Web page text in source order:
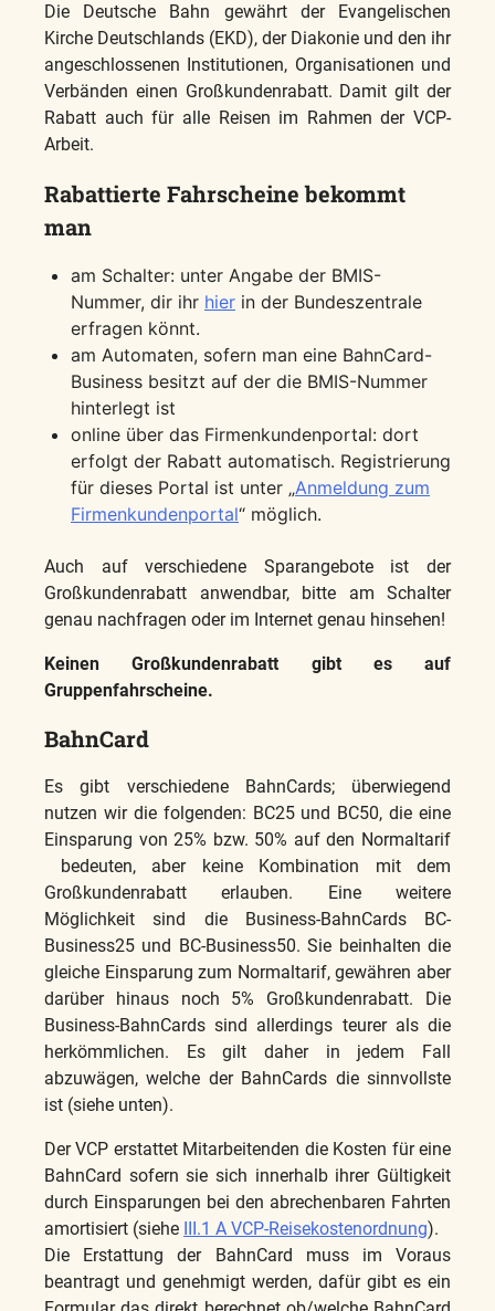
Die Deutsche Bahn gewährt der Evangelischen
Kirche Deutschlands (EKD), der Diakonie und den ihr
angeschlossenen Institutionen, Organisationen und
Verbänden einen Großkundenrabatt. Damit gilt der
Rabatt auch für alle Reisen im Rahmen der VCP-
Arbeit.
Rabattierte Fahrscheine bekommt
man
am Schalter: unter Angabe der BMIS-
Nummer, dir ihr hier in der Bundeszentrale
erfragen könnt.
am Automaten, sofern man eine BahnCard-
Business besitzt auf der die BMIS-Nummer
hinterlegt ist
online über das Firmenkundenportal: dort
erfolgt der Rabatt automatisch. Registrierung
für dieses Portal ist unter „Anmeldung zum
Firmenkundenportal“ möglich.
Auch auf verschiedene Sparangebote ist der
Großkundenrabatt anwendbar, bitte am Schalter
genau nachfragen oder im Internet genau hinsehen!
Keinen Großkundenrabatt gibt es auf
Gruppenfahrscheine.
BahnCard
Es gibt verschiedene BahnCards; überwiegend
nutzen wir die folgenden: BC25 und BC50, die eine
Einsparung von 25% bzw. 50% auf den Normaltarif
bedeuten, aber keine Kombination mit dem
Großkundenrabatt erlauben. Eine weitere
Möglichkeit sind die Business-BahnCards BC-
Business25 und BC-Business50. Sie beinhalten die
gleiche Einsparung zum Normaltarif, gewähren aber
darüber hinaus noch 5% Großkundenrabatt. Die
Business-BahnCards sind allerdings teurer als die
herkömmlichen. Es gilt daher in jedem Fall
abzuwägen, welche der BahnCards die sinnvollste
ist (siehe unten).
Der VCP erstattet Mitarbeitenden die Kosten für eine
BahnCard sofern sie sich innerhalb ihrer Gültigkeit
durch Einsparungen bei den abrechenbaren Fahrten
amortisiert (siehe III.1 A VCP-Reisekostenordnung).
Die Erstattung der BahnCard muss im Voraus
beantragt und genehmigt werden, dafür gibt es ein